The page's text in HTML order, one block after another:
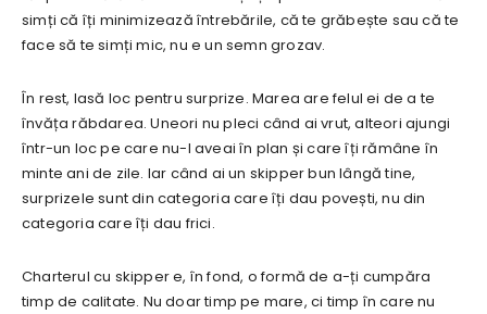
simți că îți minimizează întrebările, că te grăbește sau că te
face să te simți mic, nu e un semn grozav.
În rest, lasă loc pentru surprize. Marea are felul ei de a te
învăța răbdarea. Uneori nu pleci când ai vrut, alteori ajungi
într-un loc pe care nu-l aveai în plan și care îți rămâne în
minte ani de zile. Iar când ai un skipper bun lângă tine,
surprizele sunt din categoria care îți dau povești, nu din
categoria care îți dau frici.
Charterul cu skipper e, în fond, o formă de a-ți cumpăra
timp de calitate. Nu doar timp pe mare, ci timp în care nu